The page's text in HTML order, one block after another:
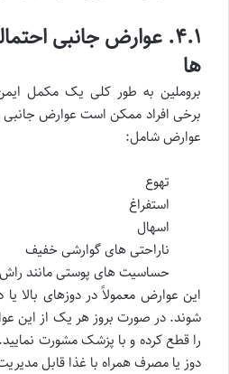
۴.۱. عوارض جانبی
ها
بروملین به طور کلی یک مکمل
برخی افراد ممکن است عوارض جانبی
عوارض شامل:
تهوع
استفراغ
اسهال
ناراحتی های گوارشی خفیف
حساسیت های پوستی مانند
این عوارض معمولاً در دوزهای بالا
شوند. در صورت بروز هر یک از این
را قطع کرده و با پزشک مشورت
دوز یا مصرف همراه با غذا قابل